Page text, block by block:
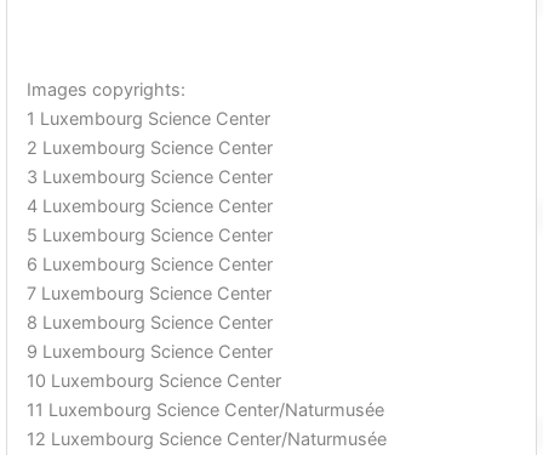
Images copyrights:
1 Luxembourg Science Center
2 Luxembourg Science Center
3 Luxembourg Science Center
4 Luxembourg Science Center
5 Luxembourg Science Center
6 Luxembourg Science Center
7 Luxembourg Science Center
8 Luxembourg Science Center
9 Luxembourg Science Center
10 Luxembourg Science Center
11 Luxembourg Science Center/Naturmusée
12 Luxembourg Science Center/Naturmusée